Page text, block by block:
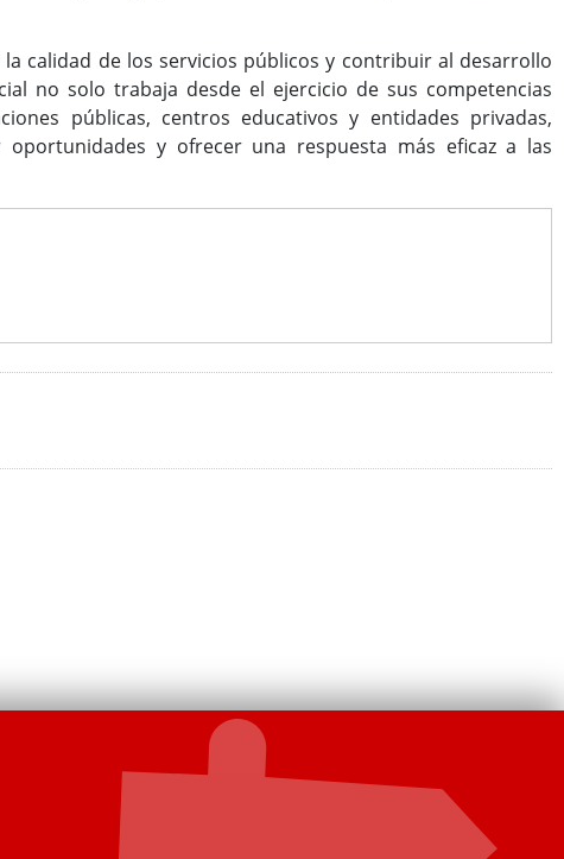
calidad de los servicios públicos y contribuir al desarrollo
no solo trabaja desde el ejercicio de sus competencias
públicas, centros educativos y entidades privadas,
y ofrecer una respuesta más eficaz a las